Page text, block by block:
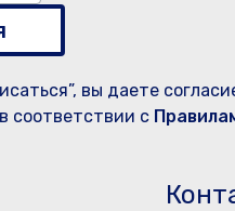
вы даете
соответствии с